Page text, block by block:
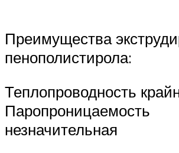
Преимущества
пенополистирола:
Теплопроводность
Паропроницаемость
незначительная